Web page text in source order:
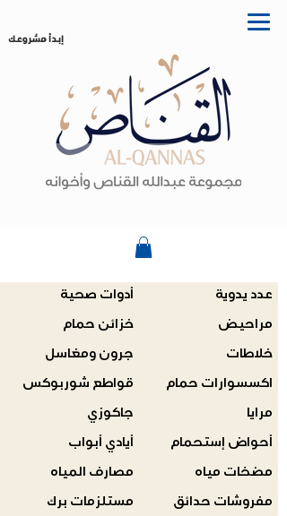
إبدأ مشروعك
أدوات صحية
خزائن حمام
جرون ومغاسل
قواطع شوربوكس
جاكوزي
أيادي أبواب
مصارف المياه
مستلزمات برك
عدد يدوية
مراحيض
خلاطات
اكسسوارات حمام
مرايا
أحواض إستحمام
مضخات مياه
مفروشات حدائق